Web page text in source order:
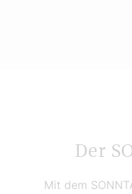
Der
Mit dem